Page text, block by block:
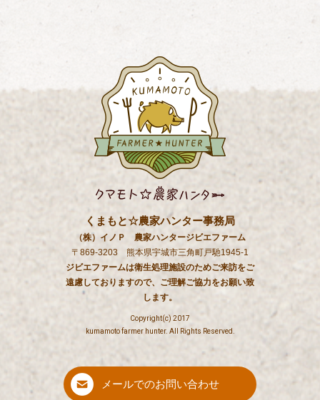
くまもと☆農家ハンター事務局
（株）イノＰ 農家ハンタージビエファーム
〒869-3203 熊本県宇城市三角町戸馳1945-1
ジビエファームは衛生処理施設のためご来訪をご
遠慮しておりますので、ご理解ご協力をお願い致
します。
Copyright(c) 2017
kumamoto farmer hunter. All Rights Reserved.
メールでのお問い合わせ